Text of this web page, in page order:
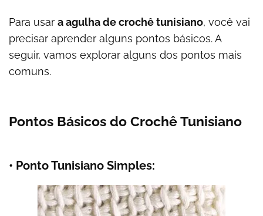
Para usar a agulha de crochê tunisiano, você vai
precisar aprender alguns pontos básicos. A
seguir, vamos explorar alguns dos pontos mais
comuns.
Pontos Básicos do Crochê Tunisiano
• Ponto Tunisiano Simples: